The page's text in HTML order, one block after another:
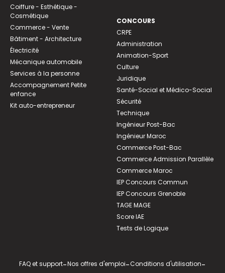
Coiffure - Esthétique -
Cosmétique
Commerce - Vente
Bâtiment - Architecture
Électricité
Mécanique automobile
Services à la personne
Accompagnement Petite
enfance
Kit auto-entrepreneur
CONCOURS
CRPE
Administration
Animation-Sport
Culture
Juridique
Santé-Social et Médico-Social
Sécurité
Technique
Ingénieur Post-Bac
Ingénieur Maroc
Commerce Post-Bac
Commerce Admission Parallèle
Commerce Maroc
IEP Concours Commun
IEP Concours Grenoble
TAGE MAGE
Score IAE
Tests de Logique
FAQ et support-Nos offres d'emploi-Conditions d'utilisation-